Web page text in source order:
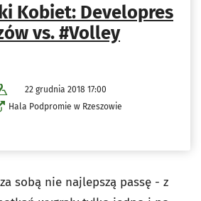
Kobiet: Developres
vs. #Volley
22 grudnia 2018 17:00
Hala Podpromie w Rzeszowie
sobą nie najlepszą passę - z